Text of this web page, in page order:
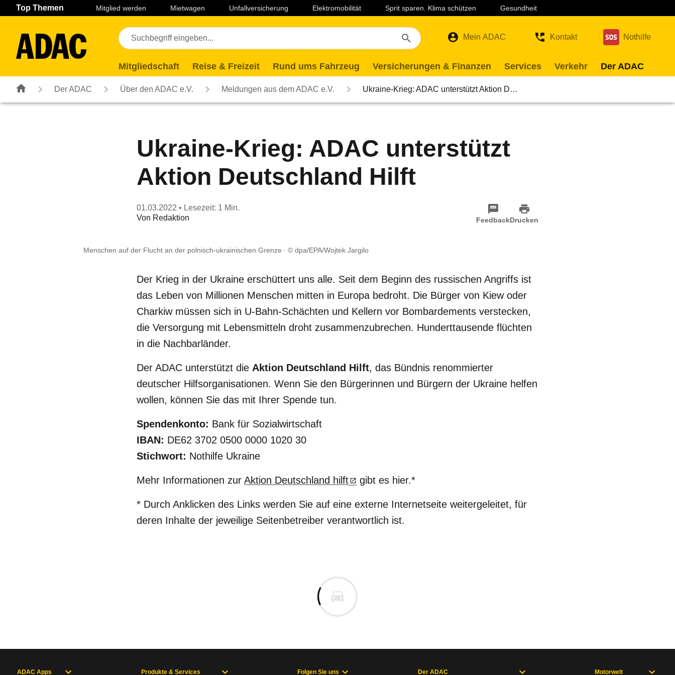
Navigation Seiteninhalt Fußzeile
Top Themen Mitglied werden Mietwagen Unfallversicherung Elektromobilität Sprit sparen. Klima schützen Gesundheit
Mein ADAC Kontakt Nothilfe
Mitgliedschaft Reise & Freizeit Rund ums Fahrzeug Versicherungen & Finanzen Services Verkehr Der ADAC
Der ADAC Über den ADAC e.V. Meldungen aus dem ADAC e.V. Ukraine-Krieg: ADAC unterstützt Aktion D…
Ukraine-Krieg: ADAC unterstützt
Aktion Deutschland Hilft
01.03.2022 • Lesezeit: 1 Min.
Von Redaktion FeedbackDrucken
Menschen auf der Flucht an der polnisch-ukrainischen Grenze © dpa/EPA/Wojtek Jargilo
Der Krieg in der Ukraine erschüttert uns alle. Seit dem Beginn des russischen Angriffs ist
das Leben von Millionen Menschen mitten in Europa bedroht. Die Bürger von Kiew oder
Charkiw müssen sich in U-Bahn-Schächten und Kellern vor Bombardements verstecken,
die Versorgung mit Lebensmitteln droht zusammenzubrechen. Hunderttausende flüchten
in die Nachbarländer.
Der ADAC unterstützt die Aktion Deutschland Hilft, das Bündnis renommierter
deutscher Hilfsorganisationen. Wenn Sie den Bürgerinnen und Bürgern der Ukraine helfen
wollen, können Sie das mit Ihrer Spende tun.
Spendenkonto: Bank für Sozialwirtschaft
IBAN: DE62 3702 0500 0000 1020 30
Stichwort: Nothilfe Ukraine
Mehr Informationen zur Aktion Deutschland hilft gibt es hier.*
* Durch Anklicken des Links werden Sie auf eine externe Internetseite weitergeleitet, für
deren Inhalte der jeweilige Seitenbetreiber verantwortlich ist.
ADAC Apps Produkte & Services Folgen Sie uns Der ADAC Motorwelt